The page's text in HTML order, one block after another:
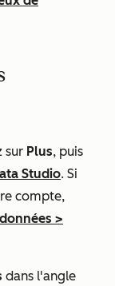
sur Plus, puis
Studio. Si
compte,
>
dans l'angle